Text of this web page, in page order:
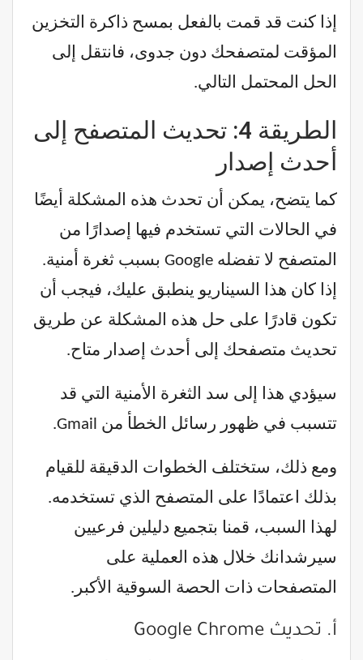
إذا كنت قد قمت بالفعل بمسح ذاكرة التخزين
المؤقت لمتصفحك دون جدوى، فانتقل إلى
الحل المحتمل التالي.
الطريقة 4: تحديث المتصفح إلى
أحدث إصدار
كما يتضح، يمكن أن تحدث هذه المشكلة أيضًا
في الحالات التي تستخدم فيها إصدارًا من
المتصفح لا تفضله Google بسبب ثغرة أمنية.
إذا كان هذا السيناريو ينطبق عليك، فيجب أن
تكون قادرًا على حل هذه المشكلة عن طريق
تحديث متصفحك إلى أحدث إصدار متاح.
سيؤدي هذا إلى سد الثغرة الأمنية التي قد
تتسبب في ظهور رسائل الخطأ من Gmail.
ومع ذلك، ستختلف الخطوات الدقيقة للقيام
بذلك اعتمادًا على المتصفح الذي تستخدمه.
لهذا السبب، قمنا بتجميع دليلين فرعيين
سيرشدانك خلال هذه العملية على
المتصفحات ذات الحصة السوقية الأكبر.
أ. تحديث Google Chrome